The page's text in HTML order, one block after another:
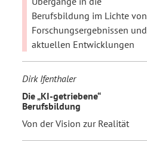
Berufsbildung im Lichte von
Forschungsergebnissen und
aktuellen Entwicklungen
Dirk Ifenthaler
Die „KI-getriebene“
Berufsbildung
Von der Vision zur Realität